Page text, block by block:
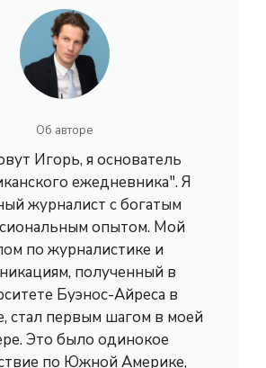
Об авторе
Игорь, я основатель
ежедневника". Я
журналист с богатым
опытом. Мой
по журналистике и
полученный в
Буэнос-Айреса в
стал первым шагом в моей
Это было одинокое
по Южной Америке,